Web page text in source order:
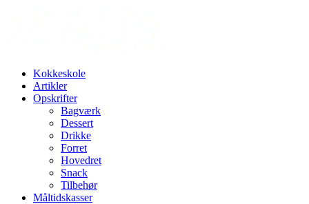
Kokkeskole
Artikler
Opskrifter
Bagværk
Dessert
Drikke
Forret
Hovedret
Snack
Tilbehør
Måltidskasser